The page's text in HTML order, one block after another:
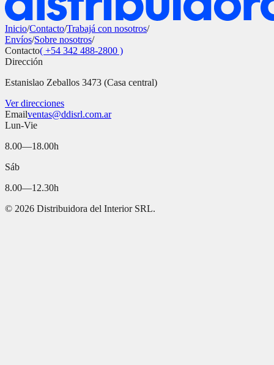
Inicio/Contacto/Trabajá con nosotros/
Envíos/Sobre nosotros/
Contacto( +54 342 488-2800 )
Dirección
Estanislao Zeballos 3473 (Casa central)
Ver direcciones
Emailventas@ddisrl.com.ar
Lun-Vie
8.00—18.00h
Sáb
8.00—12.30h
© 2026 Distribuidora del Interior SRL.